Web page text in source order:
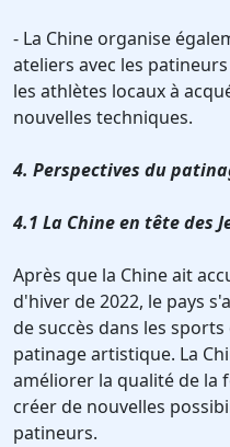
- La Chine organise
ateliers avec les
les athlètes locaux à
nouvelles techniques.
4. Perspectives du
4.1 La Chine en tête des
Après que la Chine ait
d'hiver de 2022, le pays
de succès dans les
patinage artistique. La
améliorer la qualité de la
créer de nouvelles
patineurs.